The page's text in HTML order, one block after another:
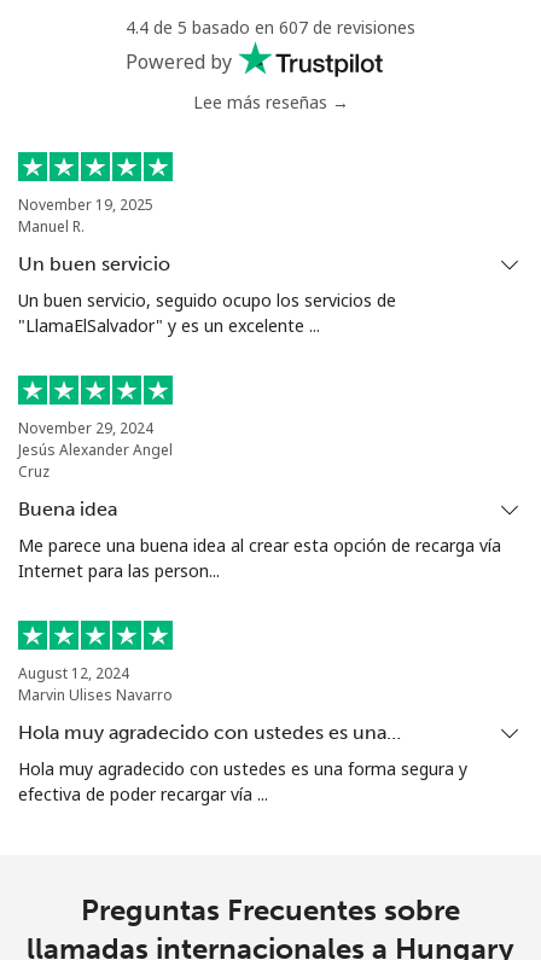
4.4 de 5 basado en 607 de revisiones
Powered by
Lee más reseñas →
November 19, 2025
Manuel R.
Un buen servicio
Un buen servicio, seguido ocupo los servicios de
"LlamaElSalvador" y es un excelente ...
November 29, 2024
Jesús Alexander Angel
Cruz
Buena idea
Me parece una buena idea al crear esta opción de recarga vía
Internet para las person...
August 12, 2024
Marvin Ulises Navarro
Hola muy agradecido con ustedes es una…
Hola muy agradecido con ustedes es una forma segura y
efectiva de poder recargar vía ...
Preguntas Frecuentes sobre
llamadas internacionales a Hungary